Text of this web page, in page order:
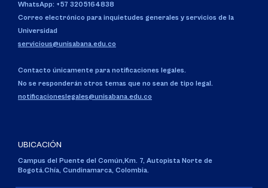
WhatsApp: +57 3205164838
Correo electrónico para inquietudes generales y servicios de la
Universidad
servicious@unisabana.edu.co
Contacto únicamente para notificaciones legales.
No se responderán otros temas que no sean de tipo legal.
notificacioneslegales@unisabana.edu.co
UBICACIÓN
Campus del Puente del Común, Km. 7, Autopista Norte de
Bogotá.Chía, Cundinamarca, Colombia.